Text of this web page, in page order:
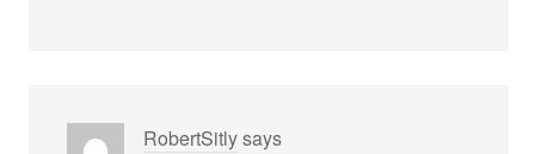
RobertSitlysays